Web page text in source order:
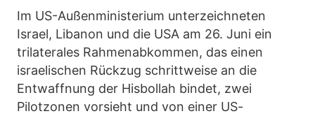
Im US-Außenministerium unterzeichneten
Israel, Libanon und die USA am 26. Juni ein
trilaterales Rahmenabkommen, das einen
israelischen Rückzug schrittweise an die
Entwaffnung der Hisbollah bindet, zwei
Pilotzonen vorsieht und von einer US-